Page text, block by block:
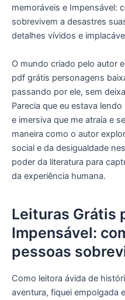
memoráveis e Impensável:
sobrevivem a desastres
detalhes vívidos e
O mundo criado pelo autor
pdf grátis personagens
passando por ele, sem
Parecia que eu estava
e imersiva que me atraía e
maneira como o autor
social e da desigualdade
poder da literatura para
da experiência humana.
Leituras Grátis
Impensável:
pessoas
Como leitora ávida de
aventura, fiquei empolgada